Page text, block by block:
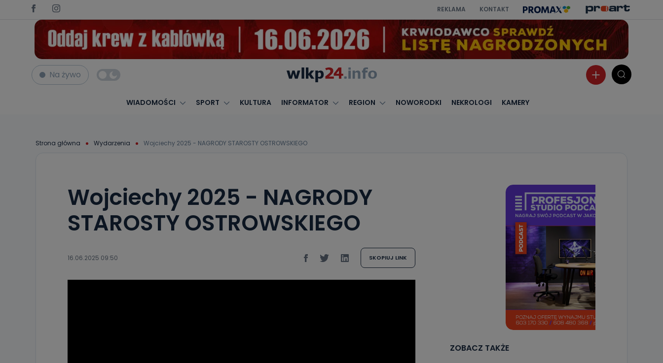
REKLAMA KONTAKT
Na żywo
WIADOMOŚCI SPORT KULTURA INFORMATOR REGION NOWORODKI NEKROLOGI KAMERY
Strona główna Wydarzenia Wojciechy 2025 - NAGRODY STAROSTY OSTROWSKIEGO
Wojciechy 2025 - NAGRODY
STAROSTY OSTROWSKIEGO
16.06.2025 09:50 SKOPIUJ LINK
ZOBACZ TAKŻE